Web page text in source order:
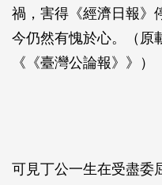
禍，害得《經濟日報》
今仍然有愧於心。（原
《《臺灣公論報》》）
可見丁公一生在受盡委